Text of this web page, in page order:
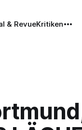
& RevueKritiken